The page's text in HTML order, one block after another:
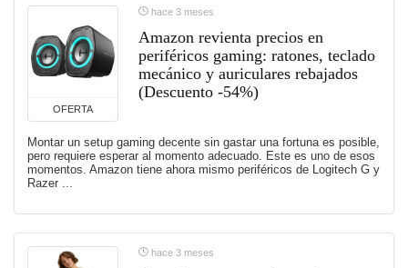
OFERTA
hace 3 meses
Amazon revienta precios en
periféricos gaming: ratones, teclado
mecánico y auriculares rebajados
(Descuento -54%)
Montar un setup gaming decente sin gastar una fortuna es posible,
pero requiere esperar al momento adecuado. Este es uno de esos
momentos. Amazon tiene ahora mismo periféricos de Logitech G y
Razer ...
hace 3 meses